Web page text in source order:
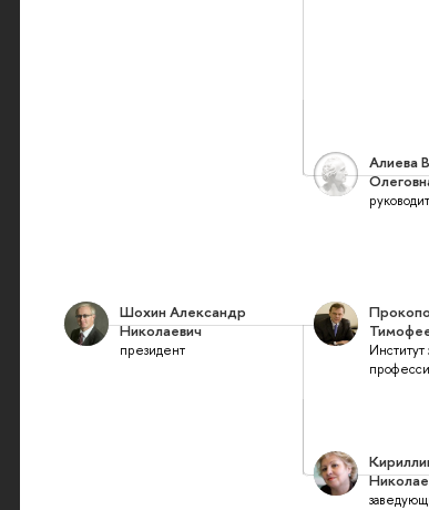
Алиева
Шохин Александр
Николаевич
президент
Институт